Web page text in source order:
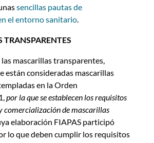
sencillas pautas de
el entorno sanitario.
TRANSPARENTES
mascarillas transparentes,
están consideradas mascarillas
en la Orden
por la que se establecen los requisitos
comercialización de mascarillas
elaboración FIAPAS participó
lo que deben cumplir los requisitos